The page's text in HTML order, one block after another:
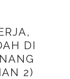
DI
2)